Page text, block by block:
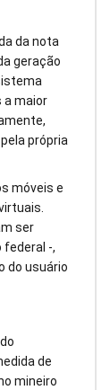
da nota
geração
a maior
própria
móveis e
ser
federal -,
do usuário
de
mineiro